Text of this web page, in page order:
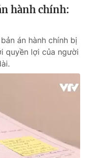
thao
sản
hành chính:
án hành chính bị
quyền lợi của người